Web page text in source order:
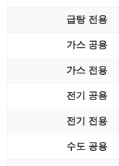
급탕 전용
가스 공용
가스 전용
전기 공용
전기 전용
수도 공용